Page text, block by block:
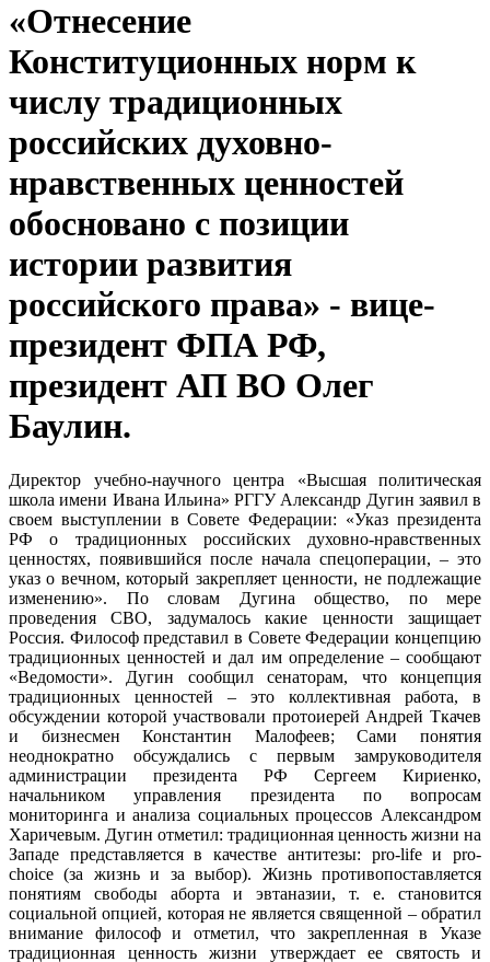
«Отнесение
Конституционных норм к
числу традиционных
российских духовно-
нравственных ценностей
обосновано с позиции
истории развития
российского права» - вице-
президент ФПА РФ,
президент АП ВО Олег
Баулин.
Директор учебно-научного центра «Высшая политическая
школа имени Ивана Ильина» РГГУ Александр Дугин заявил в
своем выступлении в Совете Федерации: «Указ президента
РФ о традиционных российских духовно-нравственных
ценностях, появившийся после начала спецоперации, – это
указ о вечном, который закрепляет ценности, не подлежащие
изменению». По словам Дугина общество, по мере
проведения СВО, задумалось какие ценности защищает
Россия. Философ представил в Совете Федерации концепцию
традиционных ценностей и дал им определение – сообщают
«Ведомости». Дугин сообщил сенаторам, что концепция
традиционных ценностей – это коллективная работа, в
обсуждении которой участвовали протоиерей Андрей Ткачев
и бизнесмен Константин Малофеев; Сами понятия
неоднократно обсуждались с первым замруководителя
администрации президента РФ Сергеем Кириенко,
начальником управления президента по вопросам
мониторинга и анализа социальных процессов Александром
Харичевым. Дугин отметил: традиционная ценность жизни на
Западе представляется в качестве антитезы: pro-life и pro-
choice (за жизнь и за выбор). Жизнь противопоставляется
понятиям свободы аборта и эвтаназии, т. е. становится
социальной опцией, которая не является священной – обратил
внимание философ и отметил, что закрепленная в Указе
традиционная ценность жизни утверждает ее святость и